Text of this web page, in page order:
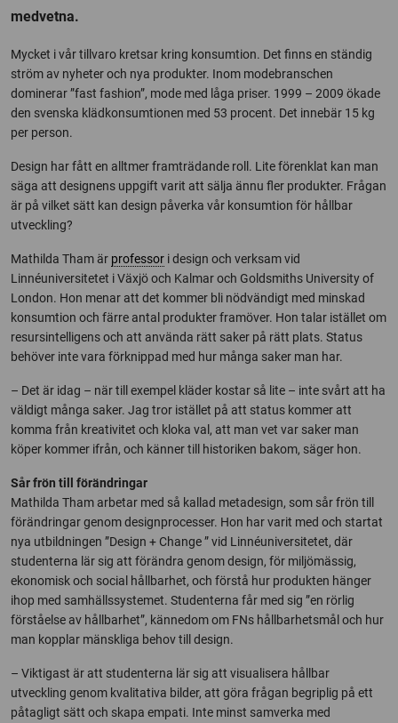
medvetna.
Mycket i vår tillvaro kretsar kring konsumtion. Det finns en ständig
ström av nyheter och nya produkter. Inom modebranschen
dominerar ”fast fashion”, mode med låga priser. 1999 – 2009 ökade
den svenska klädkonsumtionen med 53 procent. Det innebär 15 kg
per person.
Design har fått en alltmer framträdande roll. Lite förenklat kan man
säga att designens uppgift varit att sälja ännu fler produkter. Frågan
är på vilket sätt kan design påverka vår konsumtion för hållbar
utveckling?
Mathilda Tham är professor i design och verksam vid
Linnéuniversitetet i Växjö och Kalmar och Goldsmiths University of
London. Hon menar att det kommer bli nödvändigt med minskad
konsumtion och färre antal produkter framöver. Hon talar istället om
resursintelligens och att använda rätt saker på rätt plats. Status
behöver inte vara förknippad med hur många saker man har.
– Det är idag – när till exempel kläder kostar så lite – inte svårt att ha
väldigt många saker. Jag tror istället på att status kommer att
komma från kreativitet och kloka val, att man vet var saker man
köper kommer ifrån, och känner till historiken bakom, säger hon.
Sår frön till förändringar
Mathilda Tham arbetar med så kallad metadesign, som sår frön till
förändringar genom designprocesser. Hon har varit med och startat
nya utbildningen ”Design + Change ” vid Linnéuniversitetet, där
studenterna lär sig att förändra genom design, för miljömässig,
ekonomisk och social hållbarhet, och förstå hur produkten hänger
ihop med samhällssystemet. Studenterna får med sig ”en rörlig
förståelse av hållbarhet”, kännedom om FNs hållbarhetsmål och hur
man kopplar mänskliga behov till design.
– Viktigast är att studenterna lär sig att visualisera hållbar
utveckling genom kvalitativa bilder, att göra frågan begriplig på ett
påtagligt sätt och skapa empati. Inte minst samverka med